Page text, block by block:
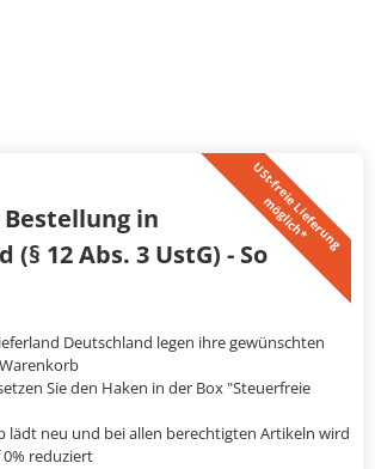
U
S
t
-
f
r
e
i
e
L
i
e
f
e
r
u
n
g
m
ö
g
l
i
c
h
*
in
(§ 12 Abs. 3 UstG) - So
Deutschland legen ihre gewünschten
Sie den Haken in der Box "Steuerfreie
lädt neu und bei allen berechtigten Artikeln wird
reduziert